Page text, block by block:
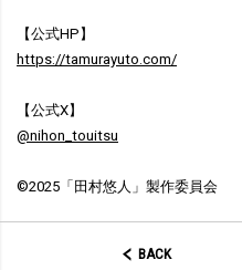
【公式HP】
https://tamurayuto.com/
【公式X】
@nihon_touitsu
©2025「田村悠人」製作委員会
BACK